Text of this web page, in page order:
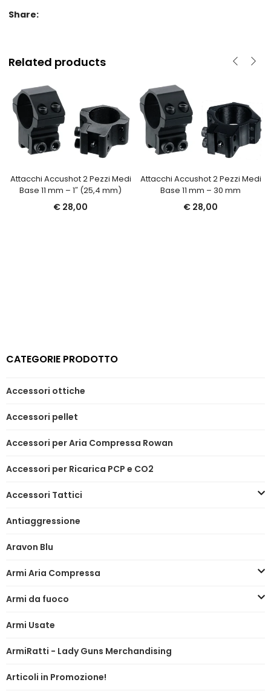
Share:
Related products
Attacchi Accushot 2 Pezzi Medi
Base 11 mm – 1″ (25,4 mm)
€ 28,00
Attacchi Accushot 2 Pezzi Medi
Base 11 mm – 30 mm
€ 28,00
CATEGORIE PRODOTTO
Accessori ottiche
Accessori pellet
Accessori per Aria Compressa Rowan
Accessori per Ricarica PCP e CO2
Accessori Tattici
Antiaggressione
Aravon Blu
Armi Aria Compressa
Armi da fuoco
Armi Usate
ArmiRatti - Lady Guns Merchandising
Articoli in Promozione!